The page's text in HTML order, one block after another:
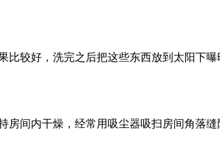
较好，洗完之后把这些东西放到太阳下
间内干燥，经常用吸尘器吸扫房间角落缝